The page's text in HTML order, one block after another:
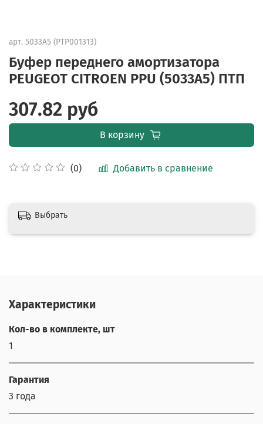
арт. 5033А5 (PTP001313)
Буфер переднего амортизатора
PEUGEOT CITROEN PPU (5033А5) ПТП
(0) Добавить в сравнение
307.82 руб
В корзину
Выбрать
Характеристики
Кол-во в комплекте, шт
1
Гарантия
3 года